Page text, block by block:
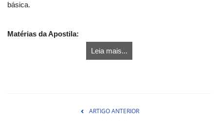
básica.
Matérias da Apostila:
Leia mais...
ARTIGO ANTERIOR